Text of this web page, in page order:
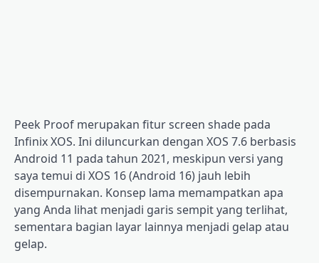
Peek Proof merupakan fitur screen shade pada
Infinix XOS. Ini diluncurkan dengan XOS 7.6 berbasis
Android 11 pada tahun 2021, meskipun versi yang
saya temui di XOS 16 (Android 16) jauh lebih
disempurnakan. Konsep lama memampatkan apa
yang Anda lihat menjadi garis sempit yang terlihat,
sementara bagian layar lainnya menjadi gelap atau
gelap.